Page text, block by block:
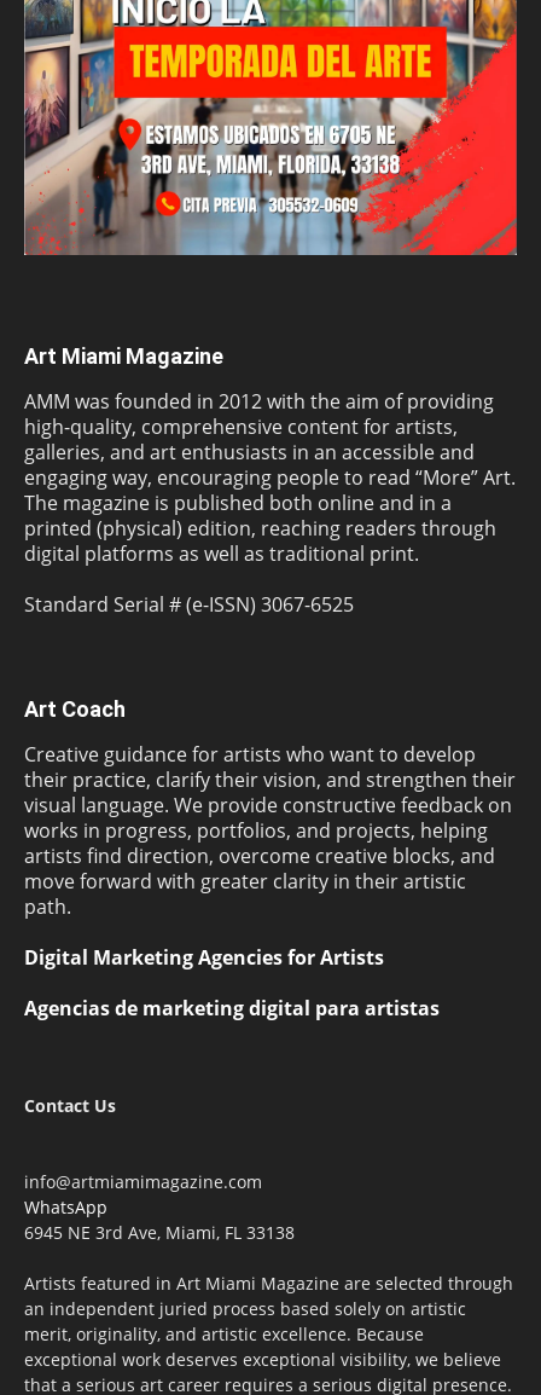
Art Miami Magazine
AMM was founded in 2012 with the aim of providing
high-quality, comprehensive content for artists,
galleries, and art enthusiasts in an accessible and
engaging way, encouraging people to read “More” Art.
The magazine is published both online and in a
printed (physical) edition, reaching readers through
digital platforms as well as traditional print.
Standard Serial # (e-ISSN) 3067-6525
Art Coach
Creative guidance for artists who want to develop
their practice, clarify their vision, and strengthen their
visual language. We provide constructive feedback on
works in progress, portfolios, and projects, helping
artists find direction, overcome creative blocks, and
move forward with greater clarity in their artistic
path.
Digital Marketing Agencies for Artists
Agencias de marketing digital para artistas
Contact Us
info@artmiamimagazine.com
WhatsApp
6945 NE 3rd Ave, Miami, FL 33138
Artists featured in Art Miami Magazine are selected through
an independent juried process based solely on artistic
merit, originality, and artistic excellence. Because
exceptional work deserves exceptional visibility, we believe
that a serious art career requires a serious digital presence.